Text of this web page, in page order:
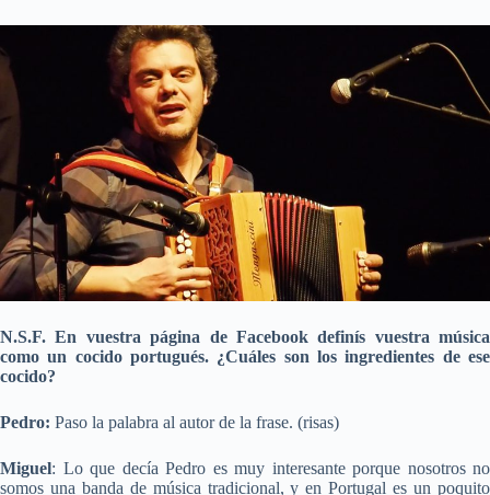
N.S.F. En vuestra página de Facebook definís vuestra música
como un cocido portugués. ¿Cuáles son los ingredientes de ese
cocido?
Pedro: Paso la palabra al autor de la frase. (risas)
Miguel: Lo que decía Pedro es muy interesante porque nosotros no
somos una banda de música tradicional, y en Portugal es un poquito